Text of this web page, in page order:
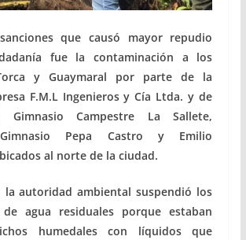
que causó mayor repudio
fue la contaminación a los
y Guaymaral por parte de la
F.M.L Ingenieros y Cía Ltda. y de
Gimnasio Campestre La Sallete,
Gimnasio Pepa Castro y Emilio
al norte de la ciudad.
la autoridad ambiental suspendió los
agua residuales porque estaban
humedales con líquidos que